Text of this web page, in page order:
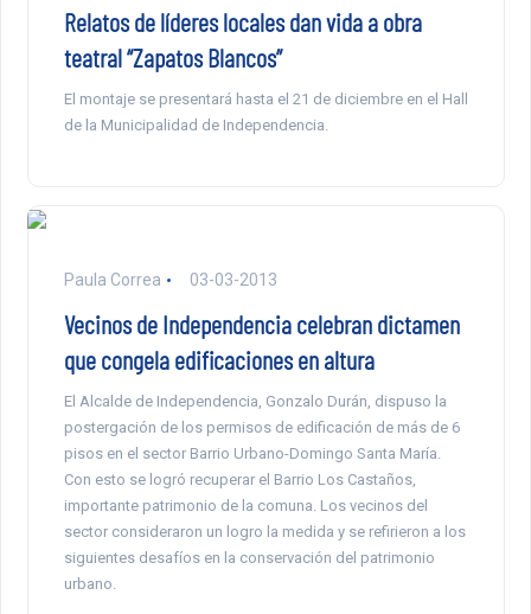
Relatos de líderes locales dan vida a obra
teatral “Zapatos Blancos”
El montaje se presentará hasta el 21 de diciembre en el Hall
de la Municipalidad de Independencia.
Paula Correa 03-03-2013
Vecinos de Independencia celebran dictamen
que congela edificaciones en altura
El Alcalde de Independencia, Gonzalo Durán, dispuso la
postergación de los permisos de edificación de más de 6
pisos en el sector Barrio Urbano-Domingo Santa María.
Con esto se logró recuperar el Barrio Los Castaños,
importante patrimonio de la comuna. Los vecinos del
sector consideraron un logro la medida y se refirieron a los
siguientes desafíos en la conservación del patrimonio
urbano.